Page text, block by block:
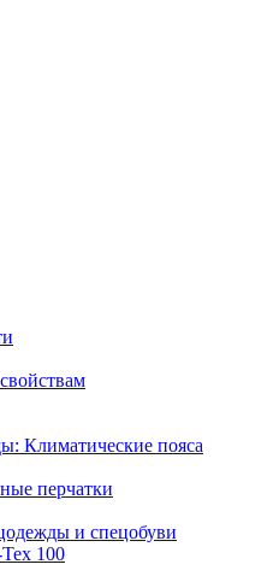
Климатические пояса
перчатки
и спецобуви
100